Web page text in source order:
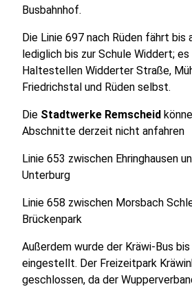
Busbahnhof.
Die Linie 697 nach Rüden fährt bis
lediglich bis zur Schule Widdert;
Haltestellen Widderter Straße,
Friedrichstal und Rüden selbst.
Die Stadtwerke Remscheid
Abschnitte derzeit nicht anfahren
Linie 653 zwischen Ehringhausen
Unterburg
Linie 658 zwischen Morsbach
Brückenpark
Außerdem wurde der Kräwi-Bus
eingestellt. Der Freizeitpark
geschlossen, da der